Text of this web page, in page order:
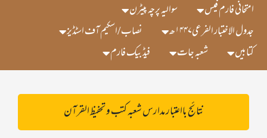
امتحانی فارم فیس
سوالیہ پرچہ پیٹرن
جدول الاختبار الفرعی۱۴۴۷ھ
نصاب/اسکیم آف اسٹڈیز
کتابیں
شعبہ جات فیڈ بیک فارم
نتائج بااعتبار مدارس شعبہ کتب و تحفیظ القرآن